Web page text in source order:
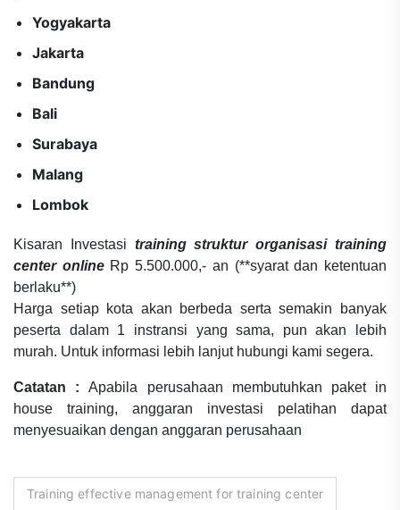
Yogyakarta
Jakarta
Bandung
Bali
Surabaya
Malang
Lombok
Kisaran Investasi training struktur organisasi training
center online Rp 5.500.000,- an (**syarat dan ketentuan
berlaku**)
Harga setiap kota akan berbeda serta semakin banyak
peserta dalam 1 instransi yang sama, pun akan lebih
murah. Untuk informasi lebih lanjut hubungi kami segera.
Catatan : Apabila perusahaan membutuhkan paket in
house training, anggaran investasi pelatihan dapat
menyesuaikan dengan anggaran perusahaan
Training effective management for training center